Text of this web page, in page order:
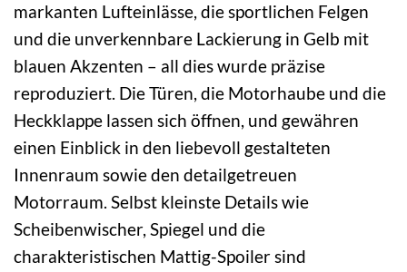
markanten Lufteinlässe, die sportlichen Felgen
und die unverkennbare Lackierung in Gelb mit
blauen Akzenten – all dies wurde präzise
reproduziert. Die Türen, die Motorhaube und die
Heckklappe lassen sich öffnen, und gewähren
einen Einblick in den liebevoll gestalteten
Innenraum sowie den detailgetreuen
Motorraum. Selbst kleinste Details wie
Scheibenwischer, Spiegel und die
charakteristischen Mattig-Spoiler sind